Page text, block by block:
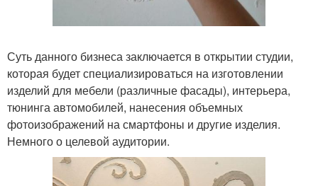
Суть данного бизнеса заключается в открытии студии,
которая будет специализироваться на изготовлении
изделий для мебели (различные фасады), интерьера,
тюнинга автомобилей, нанесения объемных
фотоизображений на смартфоны и другие изделия.
Немного о целевой аудитории.